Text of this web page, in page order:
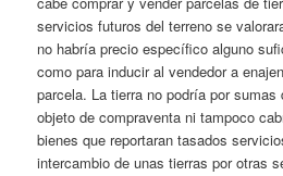
servicios futuros del terreno se
no habría precio específico alguno
como para inducir al vendedor a
parcela. La tierra no podría por
objeto de compraventa ni tampoco
bienes que reportaran tasados
intercambio de unas tierras por otras